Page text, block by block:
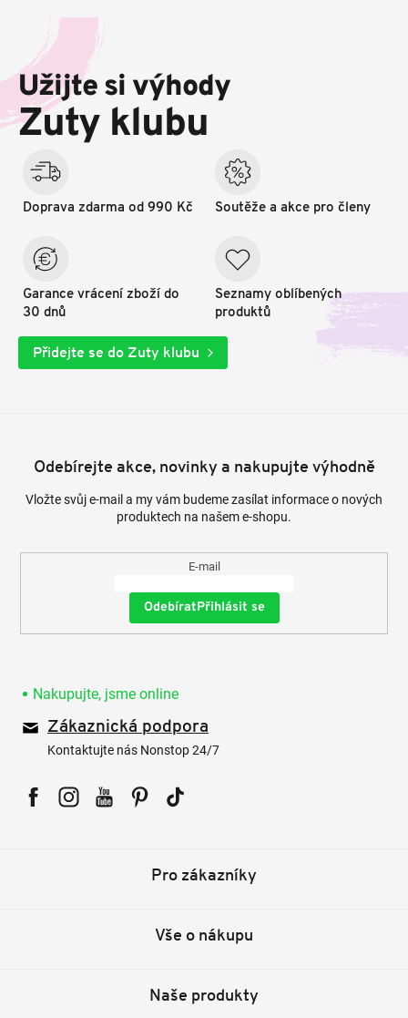
a
í
Užijte si výhody
Zuty klubu
Doprava zdarma od 990 Kč
Garance vrácení zboží do
30 dnů
Soutěže a akce pro členy
Seznamy oblíbených
produktů
Přidejte se do Zuty klubu
Odebírejte akce, novinky a nakupujte výhodně
Vložte svůj e-mail a my vám budeme zasílat informace o nových
produktech na našem e-shopu.
E-mail
Přihlásit se
Nakupujte, jsme online
Zákaznická podpora
Kontaktujte nás Nonstop 24/7
Pro zákazníky
Vše o nákupu
Naše produkty